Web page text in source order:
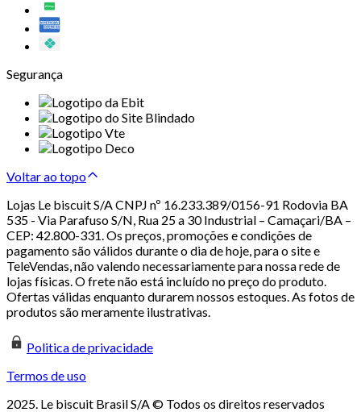
Segurança
Voltar ao topo
Lojas Le biscuit S/A CNPJ nº 16.233.389/0156-91 Rodovia BA
535 - Via Parafuso S/N, Rua 25 a 30 Industrial – Camaçari/BA –
CEP: 42.800-331. Os preços, promoções e condições de
pagamento são válidos durante o dia de hoje, para o site e
TeleVendas, não valendo necessariamente para nossa rede de
lojas físicas. O frete não está incluído no preço do produto.
Ofertas válidas enquanto durarem nossos estoques. As fotos de
produtos são meramente ilustrativas.
Politica de privacidade
Termos de uso
2025. Le biscuit Brasil S/A © Todos os direitos reservados